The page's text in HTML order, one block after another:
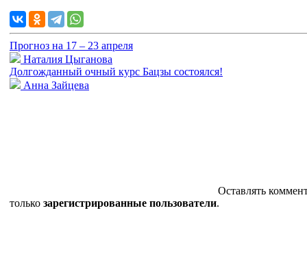
Прогноз на 17 – 23 апреля
Наталия Цыганова
Долгожданный очный курс Бацзы состоялся!
Анна Зайцева
Оставлять
только зарегистрированные пользователи.